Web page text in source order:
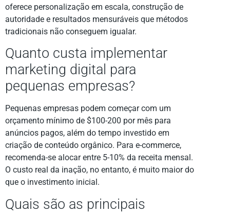
oferece personalização em escala, construção de
autoridade e resultados mensuráveis que métodos
tradicionais não conseguem igualar.
Quanto custa implementar
marketing digital para
pequenas empresas?
Pequenas empresas podem começar com um
orçamento mínimo de $100-200 por mês para
anúncios pagos, além do tempo investido em
criação de conteúdo orgânico. Para e-commerce,
recomenda-se alocar entre 5-10% da receita mensal.
O custo real da inação, no entanto, é muito maior do
que o investimento inicial.
Quais são as principais